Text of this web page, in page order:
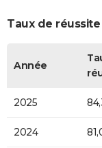
Taux de
Année
2025
2024